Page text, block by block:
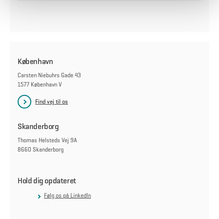
København
Carsten Niebuhrs Gade 43
1577 København V
Find vej til os
Skanderborg
Thomas Helsteds Vej 9A
8660 Skanderborg
Hold dig opdateret
Følg os på LinkedIn